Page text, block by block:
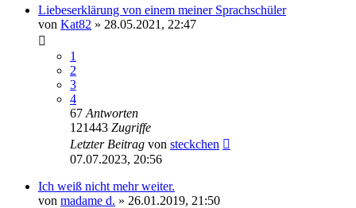
Liebeserklärung von einem meiner Sprachschüler
von Kat82 » 28.05.2021, 22:47
1
2
3
4
67 Antworten
121443 Zugriffe
Letzter Beitrag von steckchen
07.07.2023, 20:56
Ich weiß nicht mehr weiter.
von madame d. » 26.01.2019, 21:50